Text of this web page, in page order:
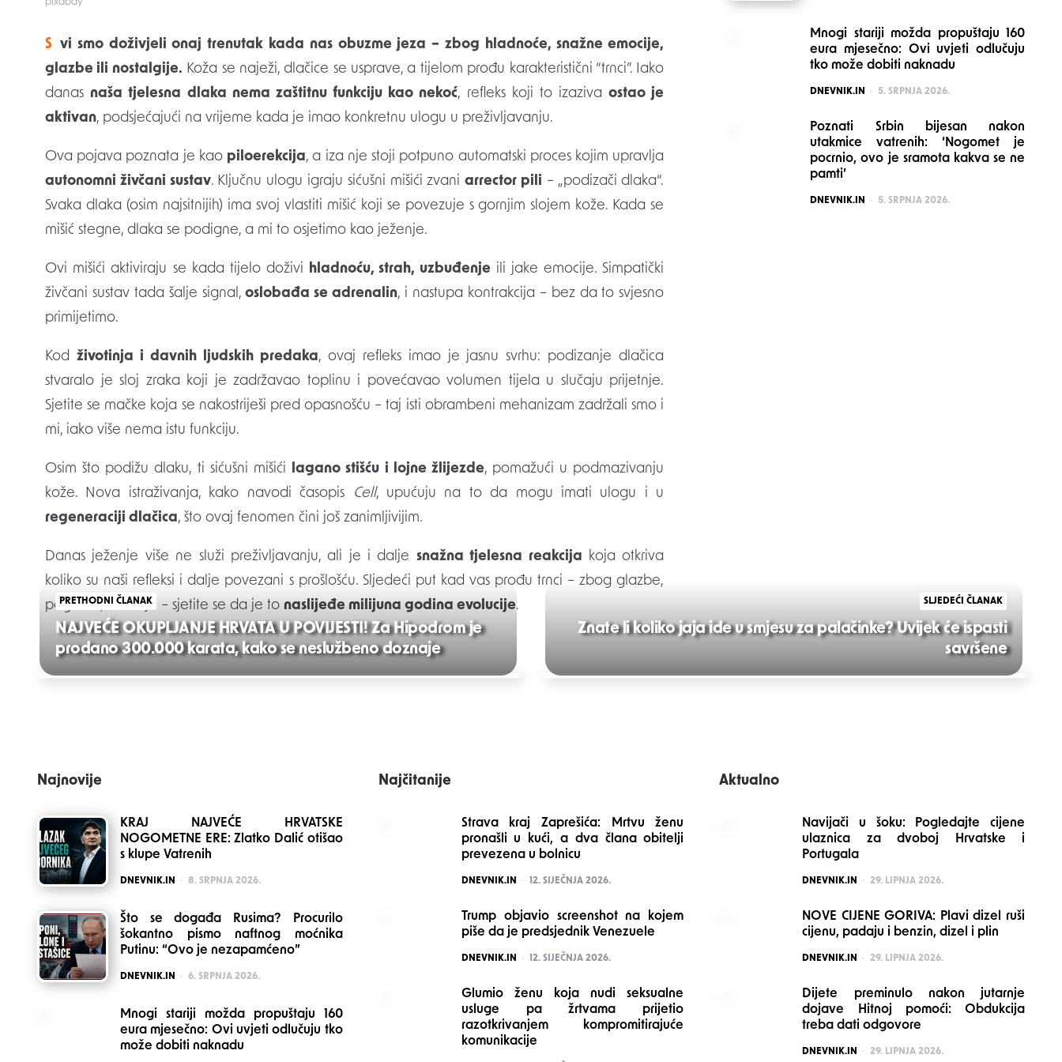
pixabay
Svi smo doživjeli onaj trenutak kada nas obuzme jeza – zbog hladnoće, snažne emocije,
glazbe ili nostalgije. Koža se naježi, dlačice se usprave, a tijelom prođu karakteristični “trnci”. Iako
danas naša tjelesna dlaka nema zaštitnu funkciju kao nekoć, refleks koji to izazivaostao je
aktivan, podsjećajući na vrijeme kada je imao konkretnu ulogu u preživljavanju.
Ova pojava poznata je kao piloerekcija, a iza nje stoji potpuno automatski proces kojim upravlja
autonomni živčani sustav. Ključnu ulogu igraju sićušni mišići zvaniarrector pili – „podizači dlaka“.
Svaka dlaka (osim najsitnijih) ima svoj vlastiti mišić koji se povezuje s gornjim slojem kože. Kada se
mišić stegne, dlaka se podigne, a mi to osjetimo kao ježenje.
Ovi mišići aktiviraju se kada tijelo doživi hladnoću, strah, uzbuđenje ili jake emocije. Simpatički
živčani sustav tada šalje signal,oslobađa se adrenalin, i nastupa kontrakcija – bez da to svjesno
primijetimo.
Kod životinja i davnih ljudskih predaka, ovaj refleks imao je jasnu svrhu: podizanje dlačica
stvaralo je sloj zraka koji je zadržavao toplinu i povećavao volumen tijela u slučaju prijetnje.
Sjetite se mačke koja se nakostriješi pred opasnošću – taj isti obrambeni mehanizam zadržali smo i
mi, iako više nema istu funkciju.
Osim što podižu dlaku, ti sićušni mišići lagano stišću i lojne žlijezde, pomažući u podmazivanju
kože. Nova istraživanja, kako navodi časopis
Cell, upućuju na to da mogu imati ulogu i u
regeneraciji dlačica, što ovaj fenomen čini još zanimljivijim.
Danas ježenje više ne služi preživljavanju, ali je i dalje snažna tjelesna reakcija koja otkriva
koliko su naši refleksi i dalje povezani s prošlošću. Sljedeći put kad vas prođu trnci – zbog glazbe,
pogleda, emocije – sjetite se da je to naslijeđe milijuna godina evolucije.
Post
PRETHODNI ČLANAK
NAJVEĆE OKUPLJANJE HRVATA U POVIJESTI! Za Hipodrom je
prodano 300.000 karata, kako se neslužbeno doznaje
SLJEDEĆI ČLANAK
Znate li koliko jaja ide u smjesu za palačinke? Uvijek će ispasti
savršene
Mnogi stariji možda propuštaju 160
eura mjesečno: Ovi uvjeti odlučuju
tko može dobiti naknadu
POSTED
DNEVNIK.IN 5. SRPNJA 2026.
Poznati Srbin bijesan nakon
utakmice vatrenih: ‘Nogomet je
pocrnio, ovo je sramota kakva se ne
pamti’
POSTED
DNEVNIK.IN 5. SRPNJA 2026.
Najnovije
KRAJ NAJVEĆE HRVATSKE
NOGOMETNE ERE: Zlatko Dalić otišao
s klupe Vatrenih
POSTED
DNEVNIK.IN 8. SRPNJA 2026.
Što se događa Rusima? Procurilo
šokantno pismo naftnog moćnika
Putinu: “Ovo je nezapamćeno”
POSTED
DNEVNIK.IN 6. SRPNJA 2026.
Mnogi stariji možda propuštaju 160
eura mjesečno: Ovi uvjeti odlučuju tko
može dobiti naknadu
Najčitanije
Strava kraj Zaprešića: Mrtvu ženu
pronašli u kući, a dva člana obitelji
prevezena u bolnicu
POSTED
DNEVNIK.IN 12. SIJEČNJA 2026.
Trump objavio screenshot na kojem
piše da je predsjednik Venezuele
POSTED
DNEVNIK.IN 12. SIJEČNJA 2026.
Glumio ženu koja nudi seksualne
usluge pa žrtvama prijetio
razotkrivanjem kompromitirajuće
komunikacije
Aktualno
Navijači u šoku: Pogledajte cijene
ulaznica za dvoboj Hrvatske i
Portugala
POSTED
DNEVNIK.IN 29. LIPNJA 2026.
NOVE CIJENE GORIVA: Plavi dizel ruši
cijenu, padaju i benzin, dizel i plin
POSTED
DNEVNIK.IN 29. LIPNJA 2026.
Dijete preminulo nakon jutarnje
dojave Hitnoj pomoći: Obdukcija
treba dati odgovore
POSTED
DNEVNIK.IN 29. LIPNJA 2026.